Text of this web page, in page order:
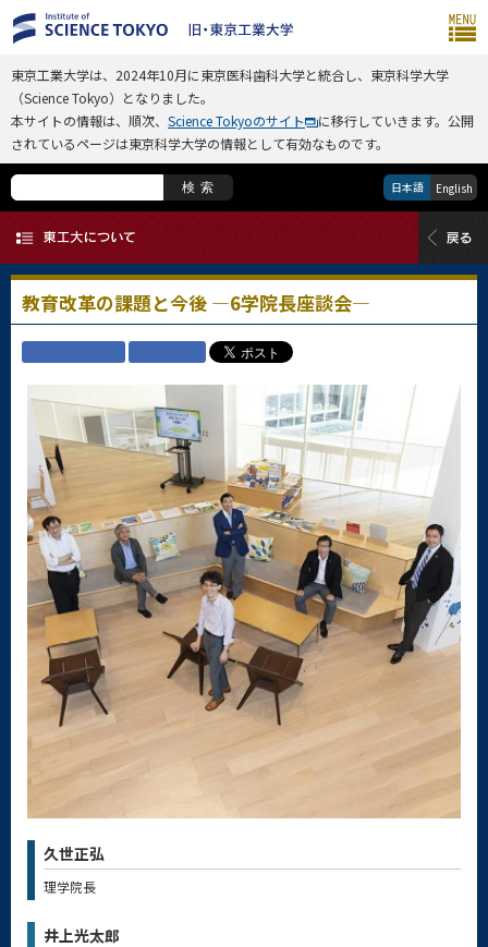
東京工業大学は、2024年10月に東京医科歯科大学と統合し、東京科学大学
（Science Tokyo）となりました。
本サイトの情報は、順次、 Science Tokyoのサイト
に移行していきます。公開
されているページは東京科学大学の情報として有効なものです。
検索 日本語 English
教育改革の課題と今後 ―6学院長座談会―
久世正弘
理学院長
井上光太郎